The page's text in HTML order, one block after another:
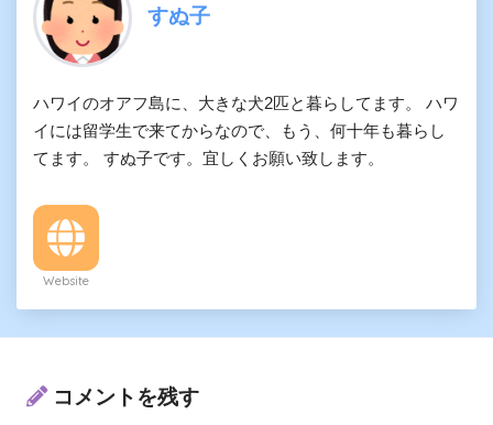
すぬ子
ハワイのオアフ島に、大きな犬2匹と暮らしてます。 ハワ
イには留学生で来てからなので、もう、何十年も暮らし
てます。 すぬ子です。宜しくお願い致します。
Website
コメントを残す